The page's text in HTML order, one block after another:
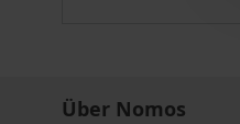
Über Nomos